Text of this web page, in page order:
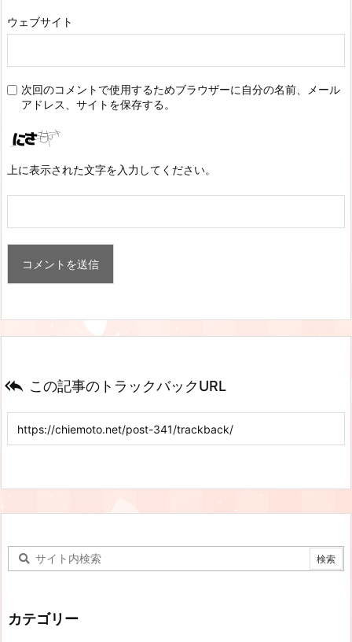
ウェブサイト
次回のコメントで使用するためブラウザーに自分の名前、メール
アドレス、サイトを保存する。
上に表示された文字を入力してください。
 この記事のトラックバックURL
カテゴリー